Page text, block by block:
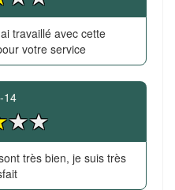
travaillé avec cette
votre service
14
très bien, je suis très